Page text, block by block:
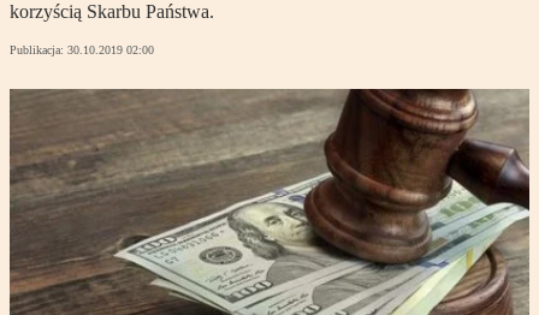
korzyścią Skarbu Państwa.
Publikacja: 30.10.2019 02:00